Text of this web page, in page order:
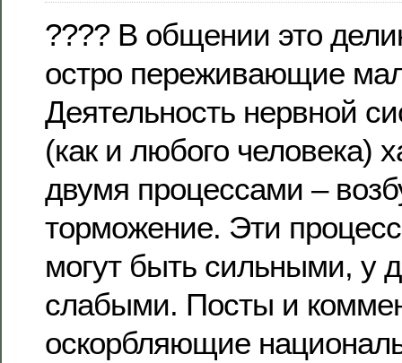
???? В общении это
остро переживающие
Деятельность нервной
(как и любого человека)
двумя процессами –
торможение. Эти
могут быть сильными, у
слабыми. Посты и
оскорбляющие